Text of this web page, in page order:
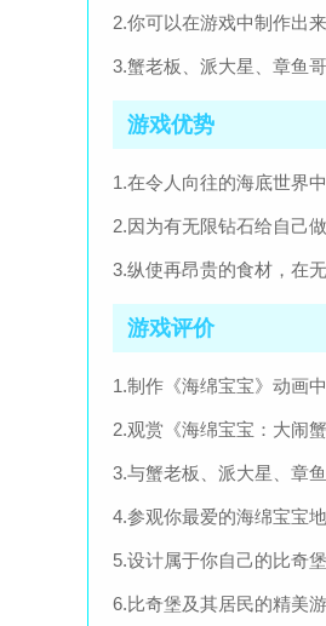
2.你可以在游戏中制作出
3.蟹老板、派大星、章鱼
游戏优势
1.在令人向往的海底世界
2.因为有无限钻石给自己
3.纵使再昂贵的食材，在
游戏评价
1.制作《海绵宝宝》动画
2.观赏《海绵宝宝：大闹
3.与蟹老板、派大星、章
4.参观你最爱的海绵宝宝
5.设计属于你自己的比奇
6.比奇堡及其居民的精美